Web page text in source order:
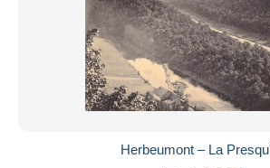
Herbeumont – La